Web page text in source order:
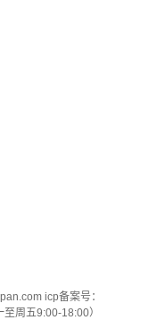
icp备案号：
周五9:00-18:00）